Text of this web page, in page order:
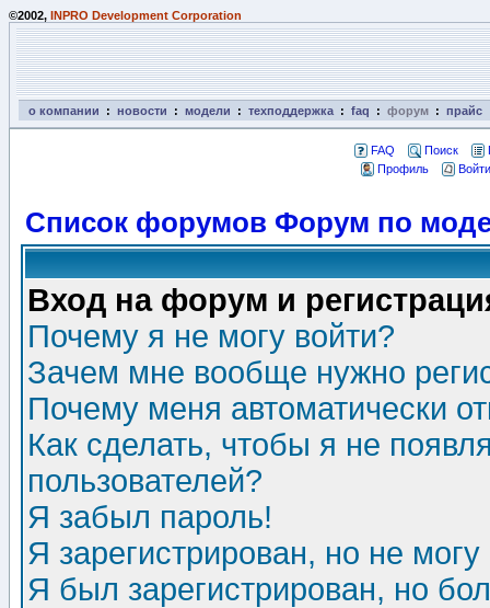
©2002, INPRO Development Corporation
о компании : новости : модели : техподдержка : faq : форум : прайс
FAQ Поиск
Профиль
Список форумов Форум по
Вход на форум и
Почему я не могу войти?
Зачем мне вообще нужно
Почему меня автоматически
Как сделать, чтобы я не
пользователей?
Я забыл пароль!
Я зарегистрирован, но не могу
Я был зарегистрирован, но